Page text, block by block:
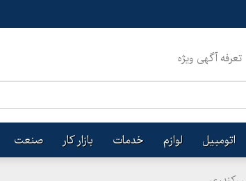
تعرفه آگهی ویژه
اتومبیل لوازم خدمات بازار کار صنعت